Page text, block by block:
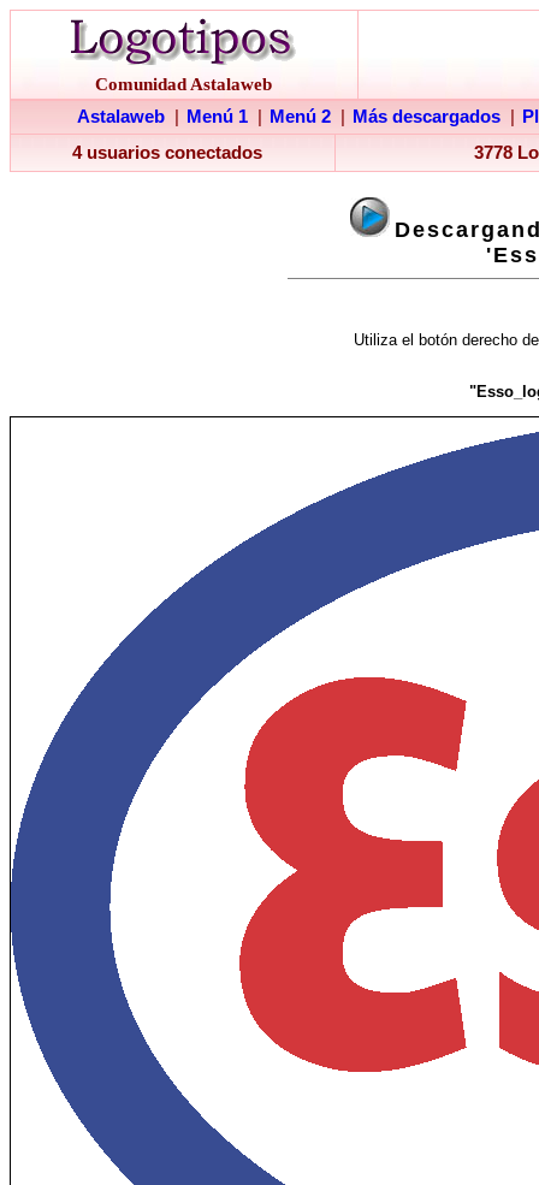
Comunidad Astalaweb
Astalaweb
Menú 1 Menú 2 Más descargados
4 usuarios conectados
3778
Utiliza el botón derecho